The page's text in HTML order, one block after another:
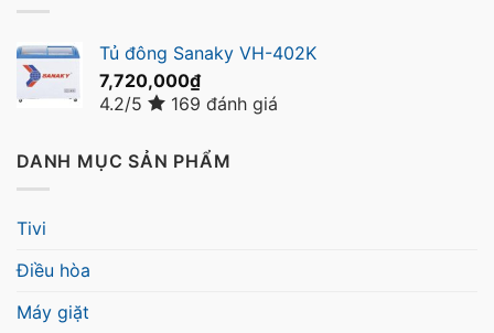
Tủ đông Sanaky VH-402K
7,720,000₫
4.2/5
169 đánh giá
DANH MỤC SẢN PHẨM
Tivi
Điều hòa
Máy giặt